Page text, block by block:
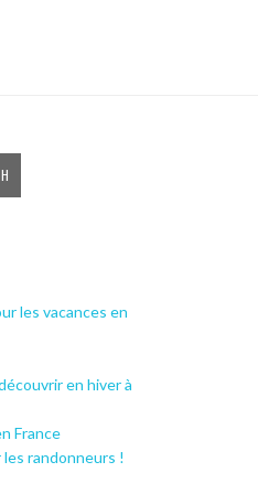
les vacances en
en hiver à
France
les randonneurs !